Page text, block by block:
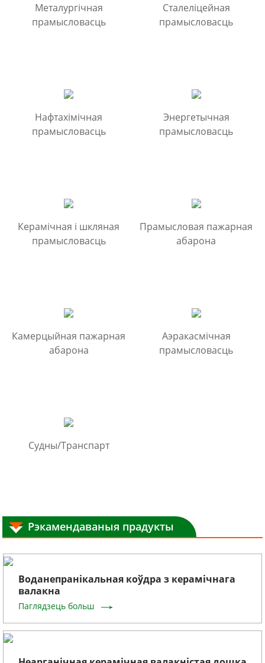
Металургічная
прамысловасць
Сталеліцейная
прамысловасць
Нафтахімічная
прамысловасць
Энергетычная
прамысловасць
Керамічная і шкляная
прамысловасць
Прамысловая пажарная
абарона
Камерцыйная пажарная
абарона
Аэракасмічная
прамысловасць
Судны/Транспарт
Рэкамендаваныя прадукты
Воданепранікальная коўдра з керамічнага
валакна
Паглядзець больш